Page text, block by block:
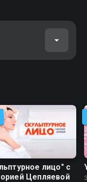
лицо" с
Цепляевой